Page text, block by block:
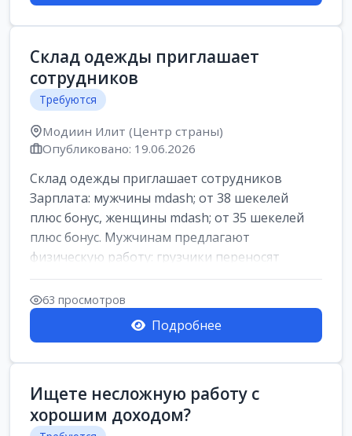
Склад одежды приглашает
сотрудников
Требуются
Модиин Илит (Центр страны)
Опубликовано: 19.06.2026
Склад одежды приглашает сотрудников
Зарплата: мужчины mdash; от 38 шекелей
плюс бонус, женщины mdash; от 35 шекелей
плюс бонус. Мужчинам предлагают
физическую работу: грузчики переносят
коробки весом ...
63 просмотров
Подробнее
Ищете несложную работу с
хорошим доходом?